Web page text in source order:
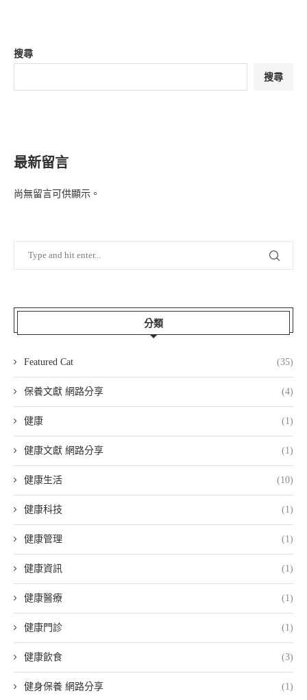
搜尋
搜尋
最新留言
尚無留言可供顯示。
分類
Featured Cat (35)
保養文獻 網路分享 (4)
健康 (1)
健康文獻 網路分享 (1)
健康生活 (10)
健康科技 (1)
健康管理 (1)
健康資訊 (1)
健康醫療 (1)
健康門診 (1)
健康飲食 (3)
健身保養 網路分享 (1)